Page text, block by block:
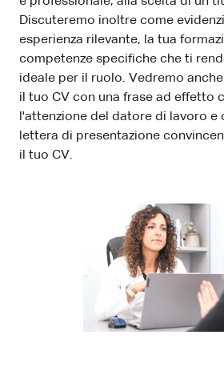
Discuteremo inoltre come
esperienza rilevante, la tua
competenze specifiche che ti
ideale per il ruolo. Vedremo
il tuo CV con una frase ad effetto
l'attenzione del datore di lavoro e
lettera di presentazione
il tuo CV.